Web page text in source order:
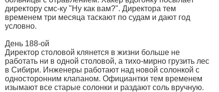
директору смс-ку "Ну как вам?". Директора тем
временем три месяца таскают по судам и дают год
условно.
День 188-ой
Директор столовой клянется в жизни больше не
работать ни в одной столовой, а тихо-мирно грузить лес
в Сибири. Инженеры работают над новой солонкой с
односторонним клапаном. Официантки тем временем
изымают все старые солонки и раздают соль вручную.